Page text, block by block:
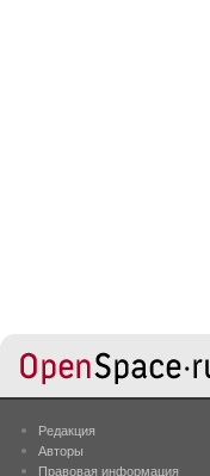
Редакция
Авторы
Правовая информация